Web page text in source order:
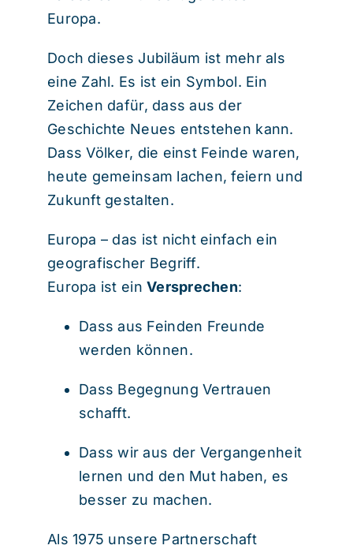
Europa.
Doch dieses Jubiläum ist mehr als
eine Zahl. Es ist ein Symbol. Ein
Zeichen dafür, dass aus der
Geschichte Neues entstehen kann.
Dass Völker, die einst Feinde waren,
heute gemeinsam lachen, feiern und
Zukunft gestalten.
Europa – das ist nicht einfach ein
geografischer Begriff.
Europa ist einVersprechen:
Dass aus Feinden Freunde
werden können.
Dass Begegnung Vertrauen
schafft.
Dass wir aus der Vergangenheit
lernen und den Mut haben, es
besser zu machen.
Als 1975 unsere Partnerschaft